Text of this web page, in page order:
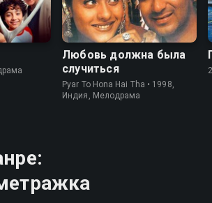
Любовь должна была
случиться
Pyar To Hona Hai Tha • 1998,
Индия, Мелодрама